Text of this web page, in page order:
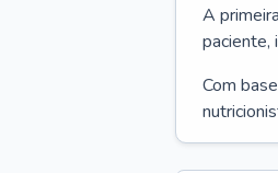
A
paciente,
Com